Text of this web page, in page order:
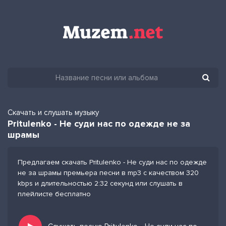
Скачать и слушать музыку
Pritulenko - Не суди нас по одежде не за
шрамы
Предлагаем скачать Pritulenko - Не суди нас по одежде
не за шрамы премьера песни в mp3 с качеством 320
kbps и длительностью 2:32 секунд или слушать в
плейлисте бесплатно